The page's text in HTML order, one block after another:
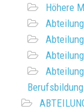
Höhere
Berufsbildung